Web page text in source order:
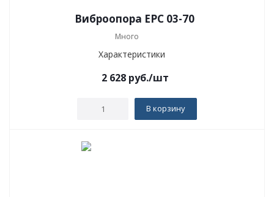
Виброопора EPC 03-70
Много
Характеристики
2 628руб./шт
В корзину